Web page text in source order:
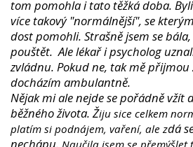
tom pomohla i tato těžká doba.
více takový "normálnější", se
dost pomohli. Strašně jsem se
pouštět. Ale lékař i psycholog
zvládnu. Pokud ne, tak mě přijmou
docházím ambulantně.
Nějak mi ale nejde se pořádně vžít
běžného života. Žiju sice celkem
platím si podnájem, vaření, ale zdá
nechápu. Naučila jsem se přemýšlet